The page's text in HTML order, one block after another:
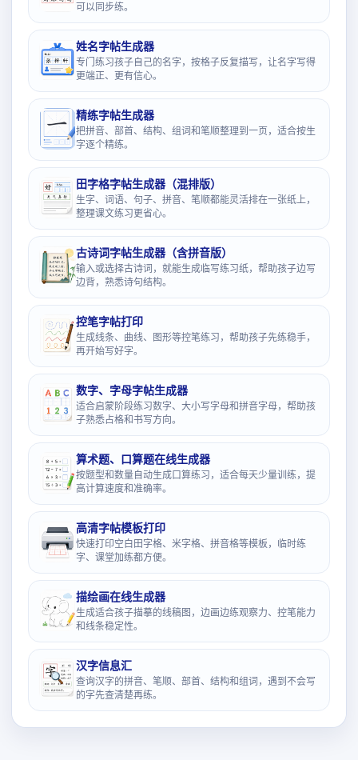
可以同步练。
姓名字帖生成器
专门练习孩子自己的名字，按格子反复描写，让名字写得
更端正、更有信心。
精练字帖生成器
把拼音、部首、结构、组词和笔顺整理到一页，适合按生
字逐个精练。
田字格字帖生成器（混排版）
生字、词语、句子、拼音、笔顺都能灵活排在一张纸上，
整理课文练习更省心。
古诗词字帖生成器（含拼音版）
输入或选择古诗词，就能生成临写练习纸，帮助孩子边写
边背，熟悉诗句结构。
控笔字帖打印
生成线条、曲线、图形等控笔练习，帮助孩子先练稳手，
再开始写好字。
数字、字母字帖生成器
适合启蒙阶段练习数字、大小写字母和拼音字母，帮助孩
子熟悉占格和书写方向。
算术题、口算题在线生成器
按题型和数量自动生成口算练习，适合每天少量训练，提
高计算速度和准确率。
高清字帖模板打印
快速打印空白田字格、米字格、拼音格等模板，临时练
字、课堂加练都方便。
描绘画在线生成器
生成适合孩子描摹的线稿图，边画边练观察力、控笔能力
和线条稳定性。
汉字信息汇
查询汉字的拼音、笔顺、部首、结构和组词，遇到不会写
的字先查清楚再练。